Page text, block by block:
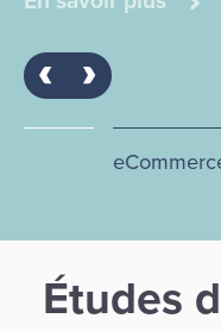
eCommerce
Études